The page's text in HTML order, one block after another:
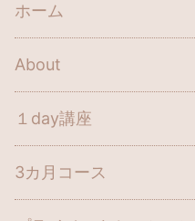
ホーム
About
１day講座
3カ月コース